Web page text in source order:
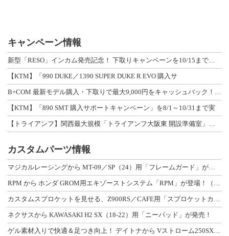
キャンペーン情報
新型「RESO」インカム発売記念！ 下取りキャンペーンを10/15まで延長して開
【KTM】「990 DUKE／1390 SUPER DUKE R EVO 購入サ
B+COM 最新モデル購入・下取りで最大9,000円をキャッシュバック！「B+F
【KTM】「890 SMT 購入サポートキャンペーン」を8/1～10/31まで実
【トライアンフ】関西最大規模「トライアンフ大阪東 開設準備室」がオープン！ 限定
カスタムパーツ情報
マジカルレーシングから MT-09／SP（24）用「フレームガード」が登場！
RPM から ホンダ GROM用エキゾーストシステム「RPM」が登場！（動画あり
カスタムスプロケットを見せる、Z900RS／CAFE用「スプロケットカバーフルキ
ネクサスから KAWASAKI H2 SX（18-22）用「ニーパッド」が発売！
ゲル素材入りで快適＆足つき向上！ デイトナから Vストローム250SX用「快適ロ